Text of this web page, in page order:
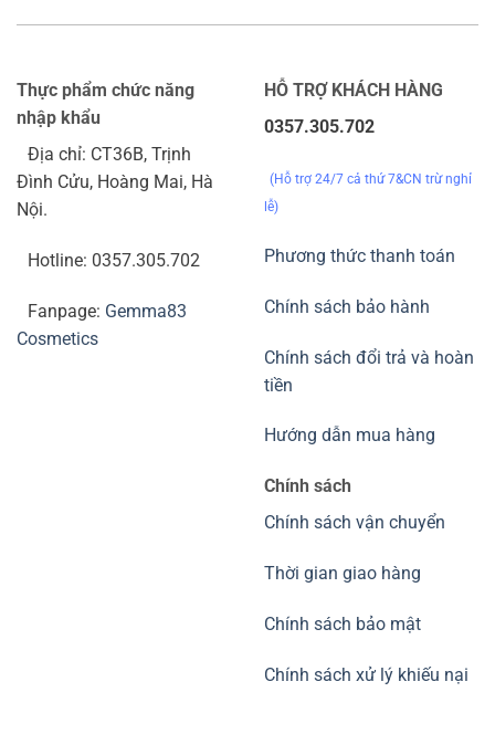
Thực phẩm chức năng
nhập khẩu
Địa chỉ: CT36B, Trịnh
Đình Cửu, Hoàng Mai, Hà
Nội.
Hotline: 0357.305.702
Fanpage: Gemma83
Cosmetics
HỖ TRỢ KHÁCH HÀNG
0357.305.702
(Hỗ trợ 24/7 cả thứ 7&CN trừ nghỉ
lễ)
Phương thức thanh toán
Chính sách bảo hành
Chính sách đổi trả và hoàn
tiền
Hướng dẫn mua hàng
Chính sách
Chính sách vận chuyển
Thời gian giao hàng
Chính sách bảo mật
Chính sách xử lý khiếu nại